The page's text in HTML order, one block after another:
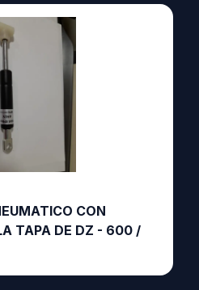
CON
TAPA DE DZ - 600 /